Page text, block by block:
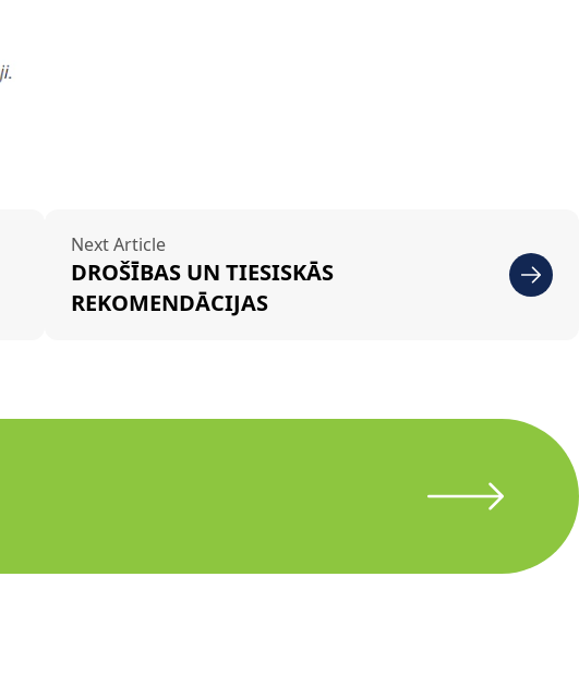
Next Article
DROŠĪBAS UN TIESISKĀS
REKOMENDĀCIJAS